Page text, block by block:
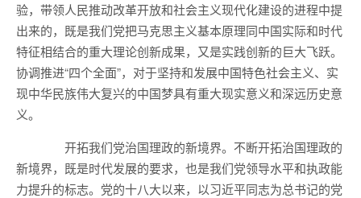
验，带领人民推动改革开放和社会主义现代化建设的进程中提
出来的，既是我们党把马克思主义基本原理同中国实际和时代
特征相结合的重大理论创新成果，又是实践创新的巨大飞跃。
协调推进“四个全面”，对于坚持和发展中国特色社会主义、实
现中华民族伟大复兴的中国梦具有重大现实意义和深远历史意
义。
开拓我们党治国理政的新境界。不断开拓治国理政的
新境界，既是时代发展的要求，也是我们党领导水平和执政能
力提升的标志。党的十八大以来，以习近平同志为总书记的党